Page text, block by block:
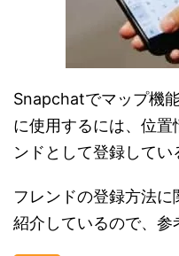
Snapchatでマップ機
に使用するには、位
ンドとして登録してい
フレンドの登録方法
紹介しているので、参